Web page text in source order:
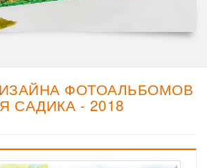
ФОТОАЛЬБОМОВ
САДИКА - 2018